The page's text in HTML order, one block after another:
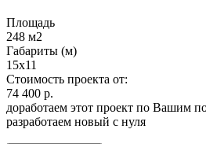
Площадь
248 м2
Габариты (м)
15x11
Стоимость проекта от:
74 400 р.
доработаем этот проект по Вашим
разработаем новый с нуля